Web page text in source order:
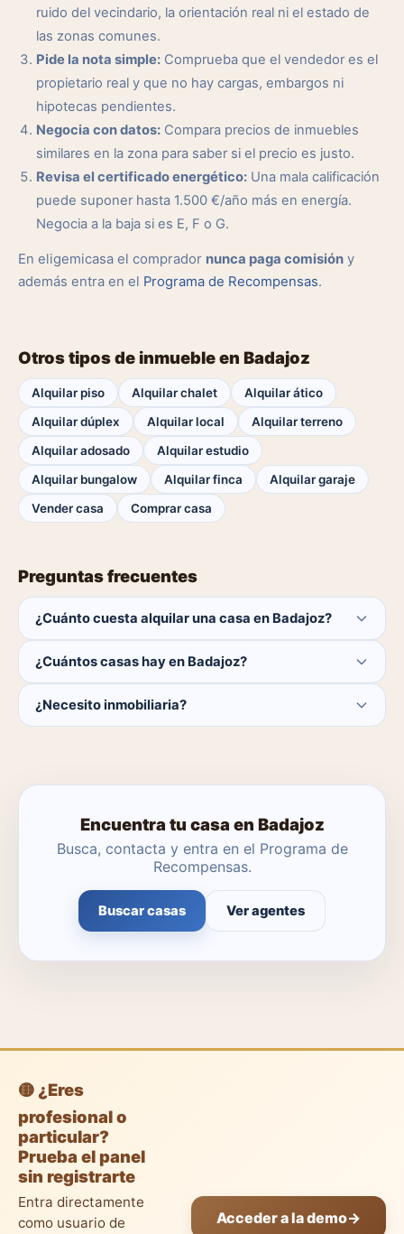
ruido del vecindario, la orientación real ni el estado de
las zonas comunes.
Pide la nota simple: Comprueba que el vendedor es el
propietario real y que no hay cargas, embargos ni
hipotecas pendientes.
Negocia con datos: Compara precios de inmuebles
similares en la zona para saber si el precio es justo.
Revisa el certificado energético: Una mala calificación
puede suponer hasta 1.500 €/año más en energía.
Negocia a la baja si es E, F o G.
En eligemicasa el comprador nunca paga comisión y
además entra en el Programa de Recompensas.
Otros tipos de inmueble en Badajoz
Alquilar piso Alquilar chalet
Alquilar ático
Alquilar dúplex
Alquilar local
Alquilar terreno
Alquilar adosado
Alquilar estudio
Alquilar bungalow
Alquilar finca
Alquilar garaje
Vender casa
Comprar casa
Preguntas frecuentes
¿Cuánto cuesta alquilar una casa en Badajoz?
¿Cuántos casas hay en Badajoz?
catálogo se actualiza a diario.
¿Necesito inmobiliaria?
Encuentra tu casa en Badajoz
Busca, contacta y entra en el Programa de
Recompensas.
Buscar casas Ver agentes
🟡 ¿Eres
profesional o
particular?
Prueba el panel
sin registrarte
Entra directamente
como usuario de
Acceder a la demo→